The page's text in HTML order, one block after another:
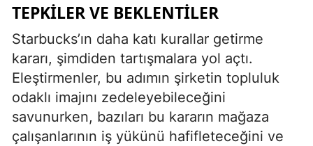
TEPKILER VE BEKLENTILER
Starbucks’ın daha katı kurallar getirme
kararı, şimdiden tartışmalara yol açtı.
Eleştirmenler, bu adımın şirketin topluluk
odaklı imajını zedeleyebileceğini
savunurken, bazıları bu kararın mağaza
çalışanlarının iş yükünü hafifleteceğini ve